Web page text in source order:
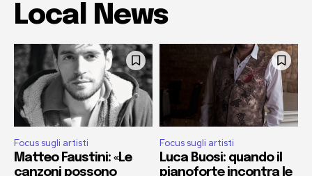
Local News
Focus sugli artisti
Matteo Faustini: «Le
canzoni possono
Focus sugli artisti
Luca Buosi: quando il
pianoforte incontra le